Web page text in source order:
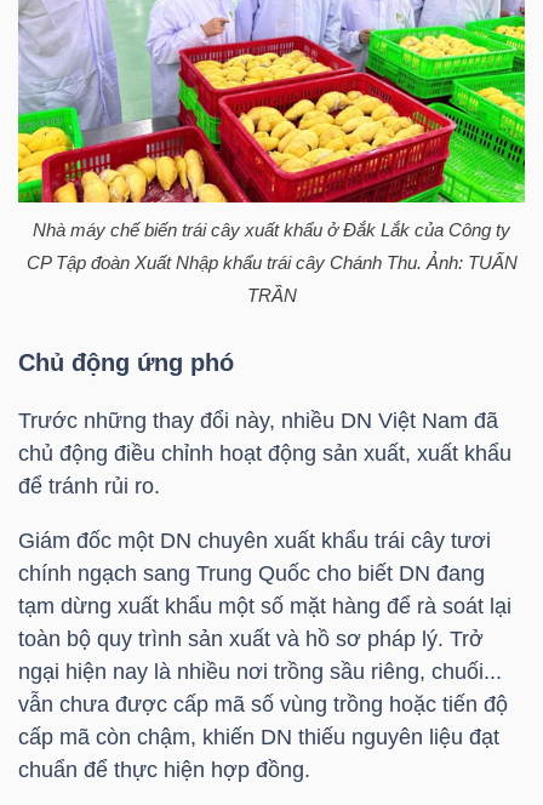
Nhà máy chế biến trái cây xuất khẩu ở Đắk Lắk của Công ty
CP Tập đoàn Xuất Nhập khẩu trái cây Chánh Thu. Ảnh: TUẤN
TRẦN
Chủ động ứng phó
Trước những thay đổi này, nhiều DN Việt Nam đã
chủ động điều chỉnh hoạt động sản xuất, xuất khẩu
để tránh rủi ro.
Giám đốc một DN chuyên xuất khẩu trái cây tươi
chính ngạch sang Trung Quốc cho biết DN đang
tạm dừng xuất khẩu một số mặt hàng để rà soát lại
toàn bộ quy trình sản xuất và hồ sơ pháp lý. Trở
ngại hiện nay là nhiều nơi trồng sầu riêng, chuối...
vẫn chưa được cấp mã số vùng trồng hoặc tiến độ
cấp mã còn chậm, khiến DN thiếu nguyên liệu đạt
chuẩn để thực hiện hợp đồng.
TƯ
TRUY
XUẤT
DỮ
LIỆU
SECTOR
NĂNG
LƯỢNG
NGUYÊN